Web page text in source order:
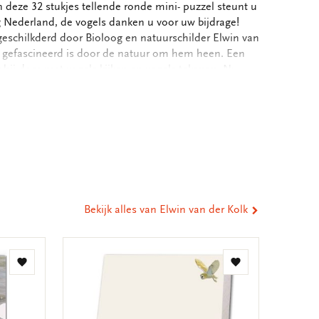
32 stukjes tellende ronde mini- puzzel steunt u
de vogels danken u voor uw bijdrage!
door Bioloog en natuurschilder Elwin van
is door de natuur om hem heen. Een
door met vogels kijken en vogels tekenen. Nu
werden zijn kleurpotloden ingeruild voor acrylverf
voor talloze publicaties van o.a.
Bekijk alles van Elwin van der Kolk
Toevoegen
Toevoegen